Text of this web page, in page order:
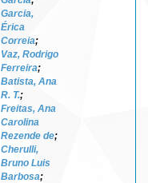
Garcia,
Érica
Correia;
Vaz, Rodrigo
Ferreira;
Batista, Ana
R. T.;
Freitas, Ana
Carolina
Rezende de;
Cherulli,
Bruno Luis
Barbosa;